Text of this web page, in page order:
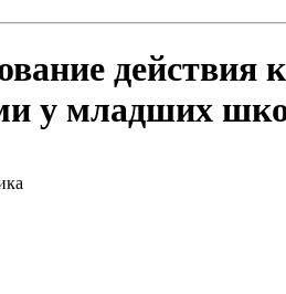
действия
у младших